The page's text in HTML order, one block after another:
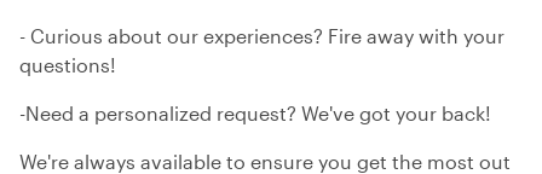
- Curious about our experiences? Fire away with your
questions!
-Need a personalized request? We've got your back!
We're always available to ensure you get the most out